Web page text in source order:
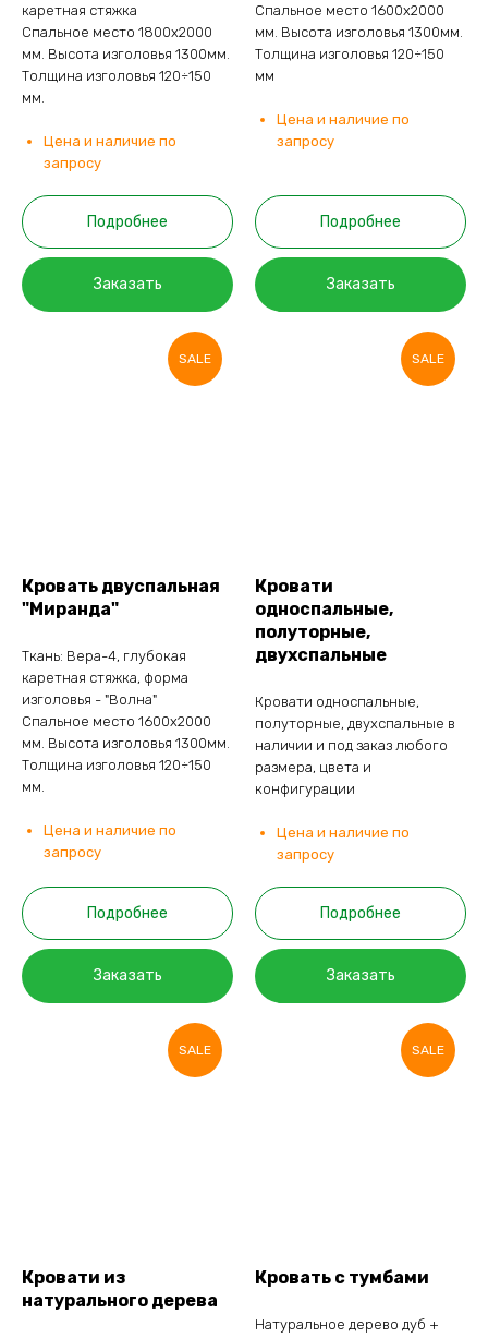
каретная стяжка
Спальное место 1800х2000
мм. Высота изголовья 1300мм.
Толщина изголовья 120÷150
мм.
Цена и наличие по
запросу
Подробнее
Заказать
Спальное место 1600х2000
мм. Высота изголовья 1300мм.
Толщина изголовья 120÷150
мм
Цена и наличие по
запросу
Подробнее
Заказать
SALE
Кровать двуспальная
"Миранда"
Ткань: Вера-4, глубокая
каретная стяжка, форма
изголовья - "Волна"
Спальное место 1600х2000
мм. Высота изголовья 1300мм.
Толщина изголовья 120÷150
мм.
Цена и наличие по
запросу
Подробнее
Заказать
SALE
Кровати
односпальные,
полуторные,
двухспальные
Кровати односпальные,
полуторные, двухспальные в
наличии и под заказ любого
размера, цвета и
конфигурации
Цена и наличие по
запросу
Подробнее
Заказать
SALE
Кровати из
натурального дерева
SALE
Кровать с тумбами
Натуральное дерево дуб +